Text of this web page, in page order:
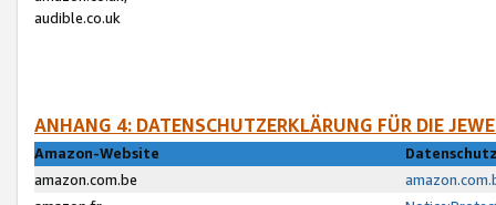
audible.co.uk
ANHANG 4: DATENSCHUTZERKLÄRUNG FÜR DIE
Amazon-Website
amazon.com.be